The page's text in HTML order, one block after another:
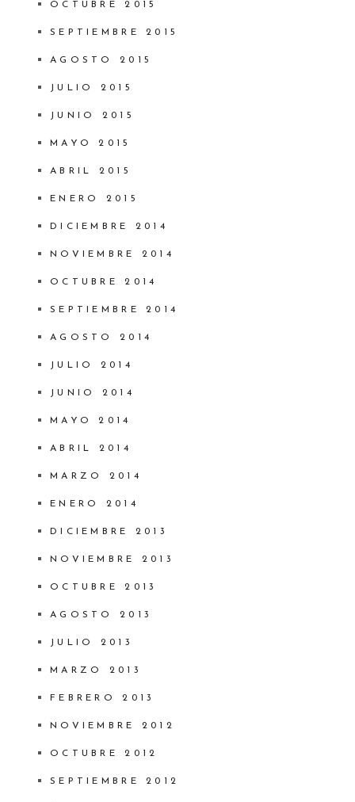
OCTUBRE 2015
SEPTIEMBRE 2015
AGOSTO 2015
JULIO 2015
JUNIO 2015
MAYO 2015
ABRIL 2015
ENERO 2015
DICIEMBRE 2014
NOVIEMBRE 2014
OCTUBRE 2014
SEPTIEMBRE 2014
AGOSTO 2014
JULIO 2014
JUNIO 2014
MAYO 2014
ABRIL 2014
MARZO 2014
ENERO 2014
DICIEMBRE 2013
NOVIEMBRE 2013
OCTUBRE 2013
AGOSTO 2013
JULIO 2013
MARZO 2013
FEBRERO 2013
NOVIEMBRE 2012
OCTUBRE 2012
SEPTIEMBRE 2012